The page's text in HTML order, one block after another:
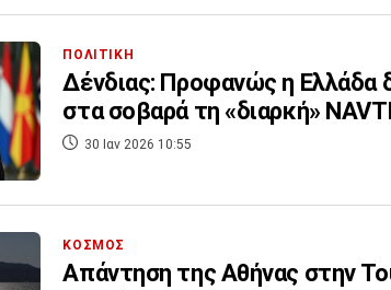
ΠΟΛΙΤΙΚΗ
Δένδιας: Προφανώς η Ελλάδα
στα σοβαρά τη «διαρκή»
30 Ιαν 2026 10:55
ΚΟΣΜΟΣ
Απάντηση της Αθήνας στην